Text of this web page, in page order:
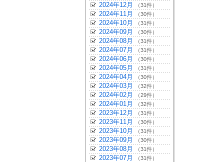
2024年12月 （31件）
2024年11月 （30件）
2024年10月 （31件）
2024年09月 （30件）
2024年08月 （31件）
2024年07月 （31件）
2024年06月 （30件）
2024年05月 （31件）
2024年04月 （30件）
2024年03月 （32件）
2024年02月 （29件）
2024年01月 （32件）
2023年12月 （31件）
2023年11月 （30件）
2023年10月 （31件）
2023年09月 （30件）
2023年08月 （31件）
2023年07月 （31件）